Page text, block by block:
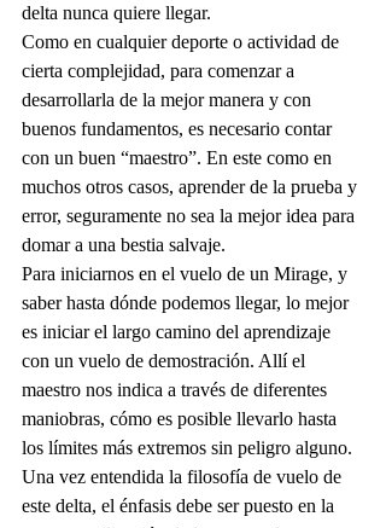
delta nunca quiere llegar.
Como en cualquier deporte o actividad de
cierta complejidad, para comenzar a
desarrollarla de la mejor manera y con
buenos fundamentos, es necesario contar
con un buen “maestro”. En este como en
muchos otros casos, aprender de la prueba y
error, seguramente no sea la mejor idea para
domar a una bestia salvaje.
Para iniciarnos en el vuelo de un Mirage, y
saber hasta dónde podemos llegar, lo mejor
es iniciar el largo camino del aprendizaje
con un vuelo de demostración. Allí el
maestro nos indica a través de diferentes
maniobras, cómo es posible llevarlo hasta
los límites más extremos sin peligro alguno.
Una vez entendida la filosofía de vuelo de
este delta, el énfasis debe ser puesto en la